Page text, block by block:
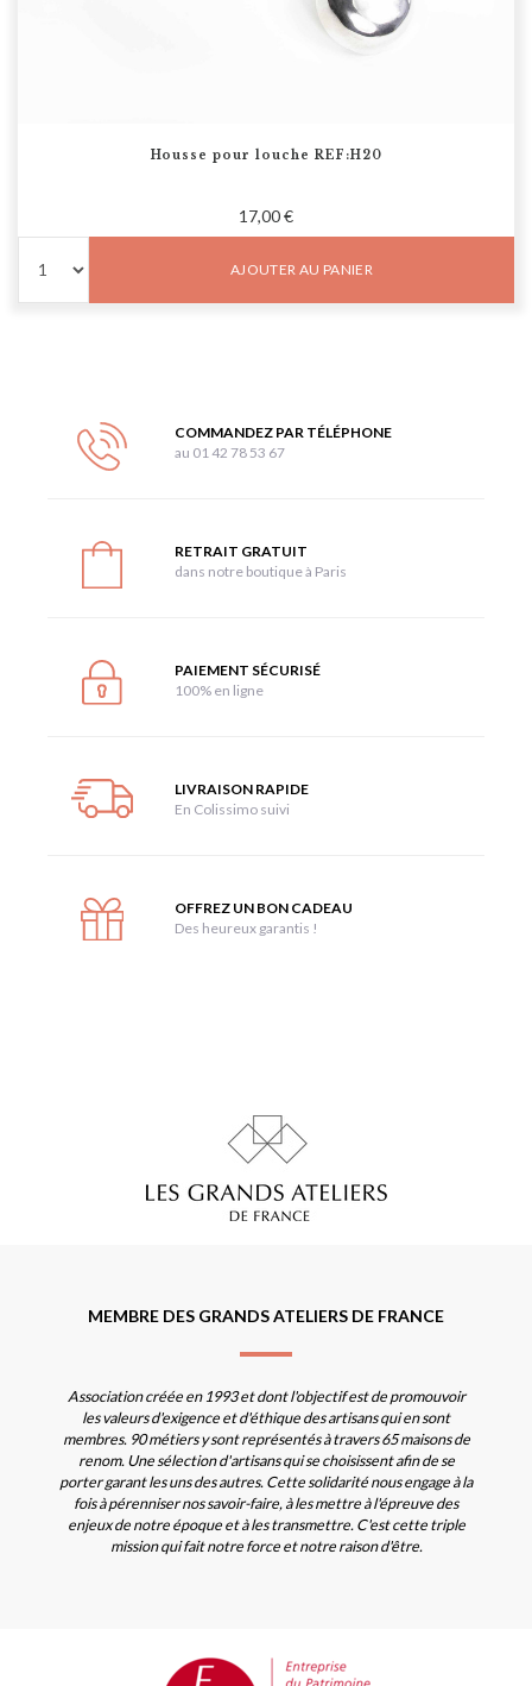
Housse pour louche REF:H20
17,00 €
AJOUTER AU PANIER
COMMANDEZ PAR TÉLÉPHONE
au 01 42 78 53 67
RETRAIT GRATUIT
dans notre boutique à Paris
PAIEMENT SÉCURISÉ
100% en ligne
LIVRAISON RAPIDE
En Colissimo suivi
OFFREZ UN BON CADEAU
Des heureux garantis !
MEMBRE DES GRANDS ATELIERS DE FRANCE
Association créée en 1993 et dont l'objectif est de promouvoir
les valeurs d'exigence et d'éthique des artisans qui en sont
membres. 90 métiers y sont représentés à travers 65 maisons de
renom. Une sélection d'artisans qui se choisissent afin de se
porter garant les uns des autres. Cette solidarité nous engage à la
fois à pérenniser nos savoir-faire, à les mettre à l'épreuve des
enjeux de notre époque et à les transmettre. C'est cette triple
mission qui fait notre force et notre raison d'être.